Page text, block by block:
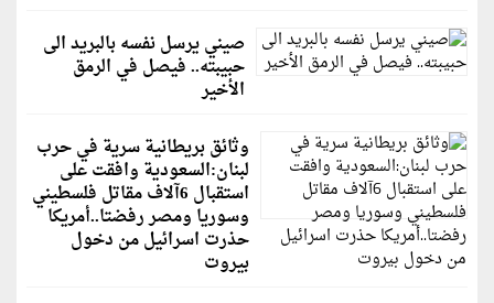
صيني يرسل نفسه بالبريد الى
حبيبته.. فيصل في الرمق
الأخير
وثائق بريطانية سرية في حرب
لبنان:السعودية وافقت على
استقبال 6آلاف مقاتل فلسطيني
وسوريا ومصر رفضتا..أمريكا
حذرت اسرائيل من دخول
بيروت